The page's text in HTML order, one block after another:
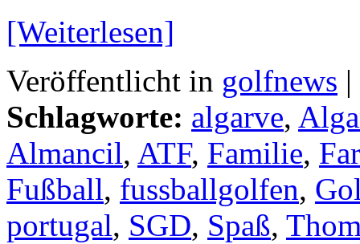
[Weiterlesen]
Veröffentlicht in golfnews |
Schlagworte: algarve,
Almancil, ATF, Familie,
Fußball, fussballgolfen,
portugal, SGD, Spaß,